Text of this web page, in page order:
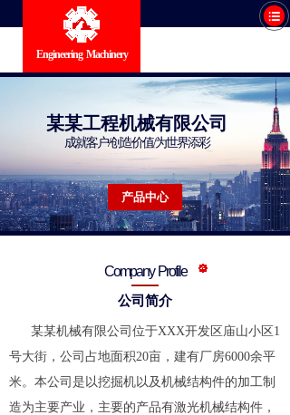
Engineering Machinery
某某工程机械有限公司
成就客户/创造价值/为世界添彩
产品中心
Company Profile
公司简介
某某机械有限公司位于XXX开发区庙山小区1
号大街，公司占地面积20亩，建有厂房6000余平
米。本公司是以挖掘机以及机械结构件的加工制
造为主要产业，主要的产品有激光机械结构件，